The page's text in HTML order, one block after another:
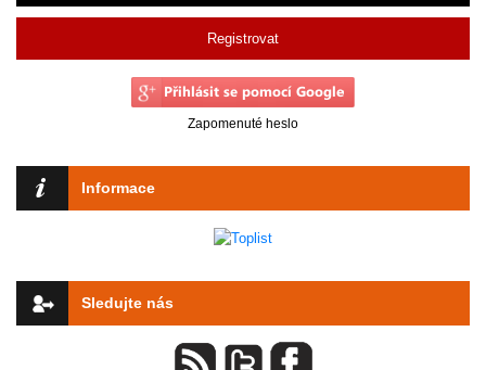
Registrovat
Zapomenuté heslo
Informace
Sledujte nás